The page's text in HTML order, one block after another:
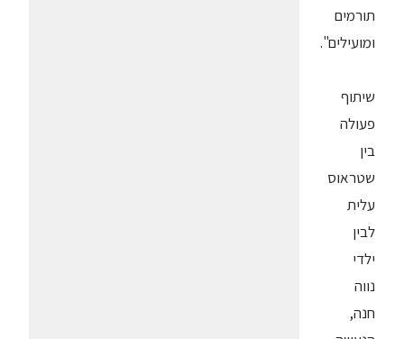
תורמים
ומועילים".
שיתוף
פעולה
בין
שטראוס
עלית
לבין
ילדי
נווה
חנה,